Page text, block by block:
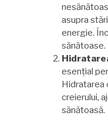
asupra
energie.
sănătoase.
esențial
Hidratarea
creierului,
sănătoasă.